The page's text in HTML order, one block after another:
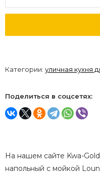
Категории: уличная кухня
Поделиться в соцсетях:
На нашем сайте Kwa-
напольный с мойкой